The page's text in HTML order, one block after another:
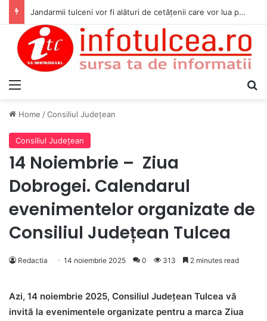
Jandarmii tulceni vor fi alături de cetățenii care vor lua parte la Festivalul Folk Țestos
Home /Consiliul Judeţean
Consiliul Judeţean
14 Noiembrie – Ziua
Dobrogei. Calendarul
evenimentelor organizate de
Consiliul Județean Tulcea
Redactia 14 noiembrie 2025 0 313 2 minutes read
Azi, 14 noiembrie 2025, Consiliul Județean Tulcea vă
invită la evenimentele organizate pentru a marca Ziua